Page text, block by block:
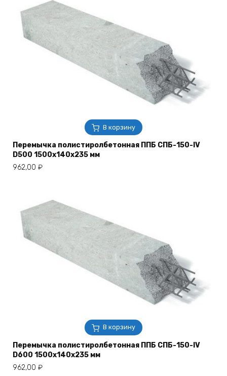
В корзину
Перемычка полистиролбетонная ППБ СПБ-150-IV
D500 1500х140х235 мм
962,00 ₽
В корзину
Перемычка полистиролбетонная ППБ СПБ-150-IV
D600 1500х140х235 мм
962,00 ₽